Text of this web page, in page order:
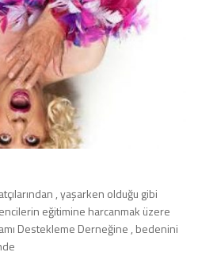
, yaşarken olduğu gibi
eğitimine harcanmak üzere
Destekleme Derneğine , bedenini